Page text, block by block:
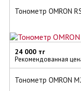
Тонометр OMRON
24 000 тг
Рекомендованная
Тонометр OMRON